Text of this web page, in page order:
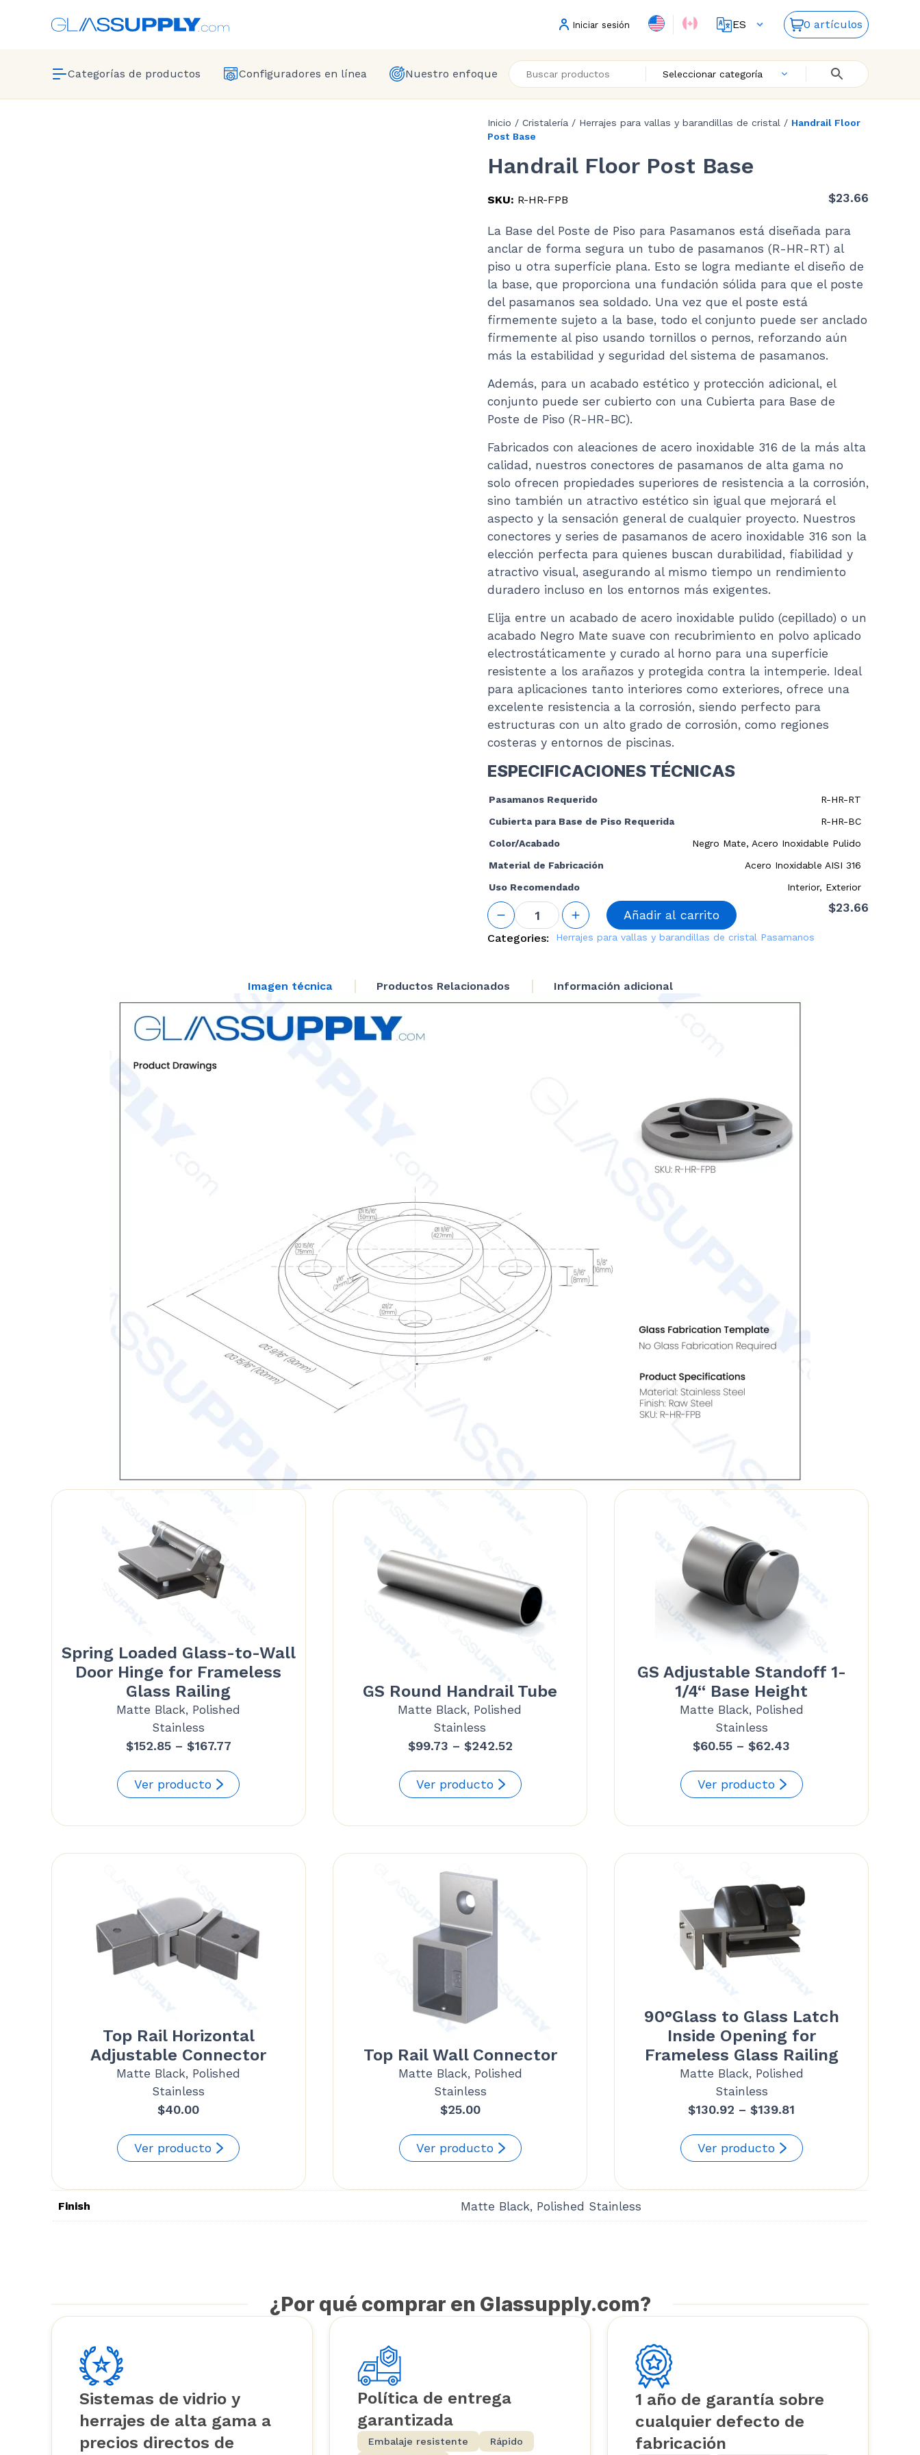
Iniciar sesión
ES
EN
0 artículos
Categorías de productos Configuradores en línea Nuestro enfoque Seleccionar categoría
Inicio / Cristalería / Herrajes para vallas y barandillas de cristal / Handrail Floor
Post Base
Handrail Floor Post Base
SKU: R-HR-FPB $23.66
La Base del Poste de Piso para Pasamanos está diseñada para
anclar de forma segura un tubo de pasamanos (R-HR-RT) al
piso u otra superficie plana. Esto se logra mediante el diseño de
la base, que proporciona una fundación sólida para que el poste
del pasamanos sea soldado. Una vez que el poste está
firmemente sujeto a la base, todo el conjunto puede ser anclado
firmemente al piso usando tornillos o pernos, reforzando aún
más la estabilidad y seguridad del sistema de pasamanos.
Además, para un acabado estético y protección adicional, el
conjunto puede ser cubierto con una Cubierta para Base de
Poste de Piso (R-HR-BC).
Fabricados con aleaciones de acero inoxidable 316 de la más alta
calidad, nuestros conectores de pasamanos de alta gama no
solo ofrecen propiedades superiores de resistencia a la corrosión,
sino también un atractivo estético sin igual que mejorará el
aspecto y la sensación general de cualquier proyecto. Nuestros
conectores y series de pasamanos de acero inoxidable 316 son la
elección perfecta para quienes buscan durabilidad, fiabilidad y
atractivo visual, asegurando al mismo tiempo un rendimiento
duradero incluso en los entornos más exigentes.
Elija entre un acabado de acero inoxidable pulido (cepillado) o un
acabado Negro Mate suave con recubrimiento en polvo aplicado
electrostáticamente y curado al horno para una superficie
resistente a los arañazos y protegida contra la intemperie. Ideal
para aplicaciones tanto interiores como exteriores, ofrece una
excelente resistencia a la corrosión, siendo perfecto para
estructuras con un alto grado de corrosión, como regiones
costeras y entornos de piscinas.
ESPECIFICACIONES TÉCNICAS
Pasamanos Requerido
R-HR-RT
Cubierta para Base de Piso Requerida
R-HR-BC
Color/Acabado
Negro Mate, Acero Inoxidable Pulido
Material de Fabricación
Acero Inoxidable AISI 316
Uso Recomendado
Interior, Exterior
$23.66
Handrail
Floor
Post
Base
Añadir al carrito
Categories: Herrajes para vallas y barandillas de cristal Pasamanos
Imagen técnica Productos Relacionados Información adicional
Spring Loaded Glass-to-Wall
Door Hinge for Frameless
Glass Railing
Matte Black, Polished
Stainless
$152.85 – $167.77Price
$152.85
$167.77
Ver producto
GS Round Handrail Tube
Matte Black, Polished
Stainless
$99.73 – $242.52Price
$99.73
through
$242.52
Ver producto
GS Adjustable Standoff 1-
1/4“ Base Height
Matte Black, Polished
Stainless
$60.55 – $62.43
$60.55
through
$62.43
Ver producto
Top Rail Horizontal
Adjustable Connector
Matte Black, Polished
Stainless
$40.00
Ver producto
Top Rail Wall Connector
Matte Black, Polished
Stainless
$25.00
Ver producto
90°Glass to Glass Latch
Inside Opening for
Frameless Glass Railing
Matte Black, Polished
Stainless
$130.92 – $139.81
$130.92
through
Ver producto
Finish Matte Black, Polished Stainless
¿Por qué comprar en Glassupply.com?
Sistemas de vidrio y
herrajes de alta gama a
precios directos de
Política de entrega
garantizada
Embalaje resistente Rápido
1 año de garantía sobre
cualquier defecto de
fabricación